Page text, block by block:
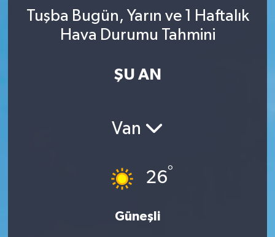
Tuşba Bugün, Yarın ve 1 Haftalık
Hava Durumu Tahmini
ŞU AN
Van
26°
Güneşli
YAŞAM